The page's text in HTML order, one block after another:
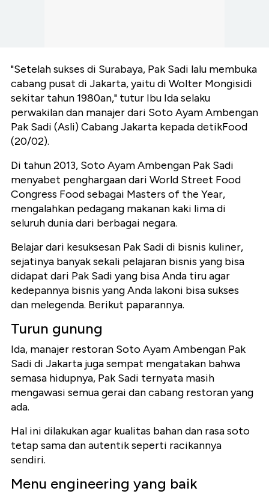
"Setelah sukses di Surabaya, Pak Sadi lalu membuka
cabang pusat di Jakarta, yaitu di Wolter Mongisidi
sekitar tahun 1980an," tutur Ibu Ida selaku
perwakilan dan manajer dari Soto Ayam Ambengan
Pak Sadi (Asli) Cabang Jakarta kepada detikFood
(20/02).
Di tahun 2013, Soto Ayam Ambengan Pak Sadi
menyabet penghargaan dari World Street Food
Congress Food sebagai Masters of the Year,
mengalahkan pedagang makanan kaki lima di
seluruh dunia dari berbagai negara.
Belajar dari kesuksesan Pak Sadi di bisnis kuliner,
sejatinya banyak sekali pelajaran bisnis yang bisa
didapat dari Pak Sadi yang bisa Anda tiru agar
kedepannya bisnis yang Anda lakoni bisa sukses
dan melegenda. Berikut paparannya.
Turun gunung
Ida, manajer restoran Soto Ayam Ambengan Pak
Sadi di Jakarta juga sempat mengatakan bahwa
semasa hidupnya, Pak Sadi ternyata masih
mengawasi semua gerai dan cabang restoran yang
ada.
Hal ini dilakukan agar kualitas bahan dan rasa soto
tetap sama dan autentik seperti racikannya
sendiri.
Menu engineering yang baik